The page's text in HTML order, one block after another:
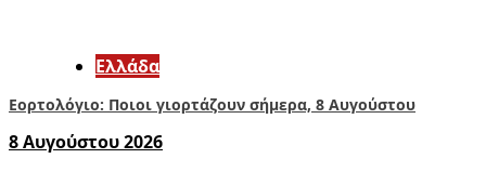
Ελλάδα
Εορτολόγιο: Ποιοι γιορτάζουν σήμερα, 8 Αυγούστου
8 Αυγούστου 2026